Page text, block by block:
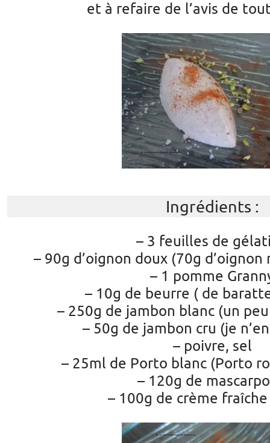
et à refaire de l’avis de
Ingrédients :
– 3 feuilles de
– 90g d’oignon doux (70g
– 1 pomme
– 10g de beurre ( de
– 250g de jambon blanc (un
– 50g de jambon cru (je
– poivre, sel
– 25ml de Porto blanc (Porto
– 120g de
– 100g de crème